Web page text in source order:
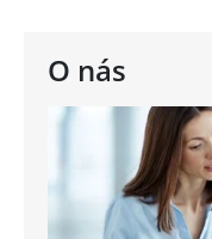
O nás